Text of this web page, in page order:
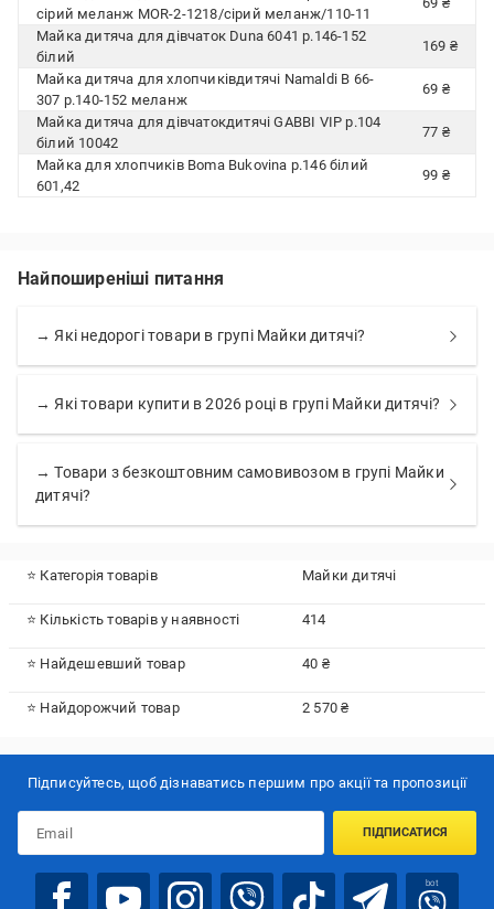
сірий меланж MOR-2-1218/сірий меланж/110-11
Майка дитяча для дівчаток Duna 6041 р.146-152
білий
169 ₴
Майка дитяча для хлопчиківдитячі Namaldi В 66-
307 р.140-152 меланж
69 ₴
Майка дитяча для дівчатокдитячі GABBI VIP р.104
білий 10042
77 ₴
Майка для хлопчиків Boma Bukovina р.146 білий
601,42
99 ₴
Найпоширеніші питання
→ Які недорогі товари в групі Майки дитячі?
→ Які товари купити в 2026 році в групі Майки дитячі?
→ Товари з безкоштовним самовивозом в групі Майки
дитячі?
⭐ Категорія товарів Майки дитячі
⭐ Кількість товарів у наявності 414
⭐ Найдешевший товар 40 ₴
⭐ Найдорожчий товар 2 570 ₴
Підписуйтесь, щоб дізнаватись першим про акції та пропозиції
ПІДПИСАТИСЯ
bot